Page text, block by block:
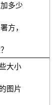
多少
方，
大小
图片